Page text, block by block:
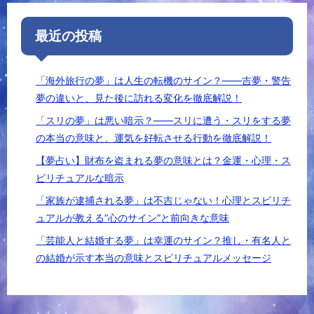
最近の投稿
「海外旅行の夢」は人生の転機のサイン？――吉夢・警告
夢の違いと、見た後に訪れる変化を徹底解説！
「スリの夢」は悪い暗示？――スリに遭う・スリをする夢
の本当の意味と、運気を好転させる行動を徹底解説！
【夢占い】財布を盗まれる夢の意味とは？金運・心理・ス
ピリチュアルな暗示
「家族が逮捕される夢」は不吉じゃない！心理とスピリチ
ュアルが教える”心のサイン”と前向きな意味
「芸能人と結婚する夢」は幸運のサイン？推し・有名人と
の結婚が示す本当の意味とスピリチュアルメッセージ